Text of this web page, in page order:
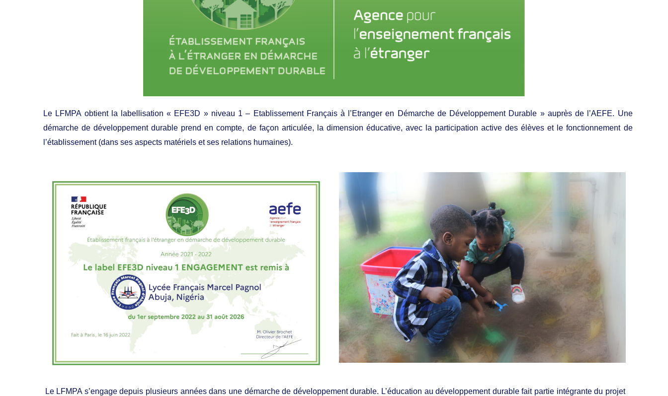
Le LFMPA obtient la labellisation « EFE3D » niveau 1 – Etablissement Français à l’Etranger en Démarche de Développement Durable » auprès de l’AEFE. Une
démarche de développement durable prend en compte, de façon articulée, la dimension éducative, avec la participation active des élèves et le fonctionnement de
l’établissement (dans ses aspects matériels et ses relations humaines).
Le LFMPA s’engage depuis plusieurs années dans une démarche de développement durable. L’éducation au développement durable fait partie intégrante du projet